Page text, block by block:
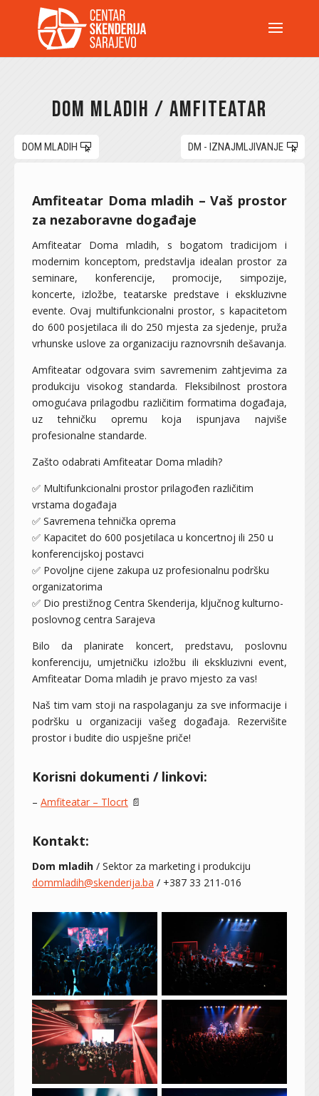
Dom mladih / Amfiteatar
DOM MLADIH DM - IZNAJMLJIVANJE
Amfiteatar Doma mladih – Vaš prostor
za nezaboravne događaje
Amfiteatar Doma mladih, s bogatom tradicijom i
modernim konceptom, predstavlja idealan prostor za
seminare, konferencije, promocije, simpozije,
koncerte, izložbe, teatarske predstave i ekskluzivne
evente. Ovaj multifunkcionalni prostor, s kapacitetom
do 600 posjetilaca ili do 250 mjesta za sjedenje, pruža
vrhunske uslove za organizaciju raznovrsnih dešavanja.
Amfiteatar odgovara svim savremenim zahtjevima za
produkciju visokog standarda. Fleksibilnost prostora
omogućava prilagodbu različitim formatima događaja,
uz tehničku opremu koja ispunjava najviše
profesionalne standarde.
Zašto odabrati Amfiteatar Doma mladih?
✅ Multifunkcionalni prostor prilagođen različitim
vrstama događaja
✅ Savremena tehnička oprema
✅ Kapacitet do 600 posjetilaca u koncertnoj ili 250 u
konferencijskoj postavci
✅ Povoljne cijene zakupa uz profesionalnu podršku
organizatorima
✅ Dio prestižnog Centra Skenderija, ključnog kulturno-
poslovnog centra Sarajeva
Bilo da planirate koncert, predstavu, poslovnu
konferenciju, umjetničku izložbu ili ekskluzivni event,
Amfiteatar Doma mladih je pravo mjesto za vas!
Naš tim vam stoji na raspolaganju za sve informacije i
podršku u organizaciji vašeg događaja. Rezervišite
prostor i budite dio uspješne priče!
Korisni dokumenti / linkovi:
– Amfiteatar – Tlocrt 📄
Kontakt:
Dom mladih / Sektor za marketing i produkciju
dommladih@skenderija.ba / +387 33 211-016